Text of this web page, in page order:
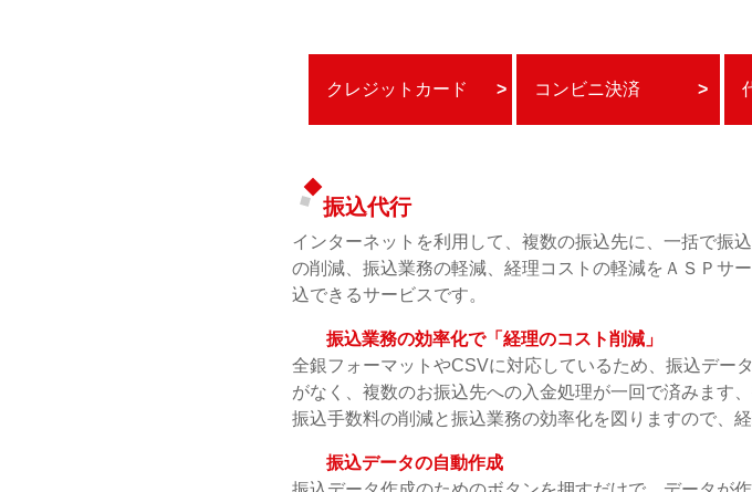
クレジットカード > コンビニ決済 >
振込代行
インターネットを利用して、複数の振込先に、一括で振
の削減、振込業務の軽減、経理コストの軽減をＡＳＰサ
込できるサービスです。
振込業務の効率化で「経理のコスト削減」
全銀フォーマットやCSVに対応しているため、振込デー
がなく、複数のお振込先への入金処理が一回で済みます
振込手数料の削減と振込業務の効率化を図りますので、
振込データの自動作成